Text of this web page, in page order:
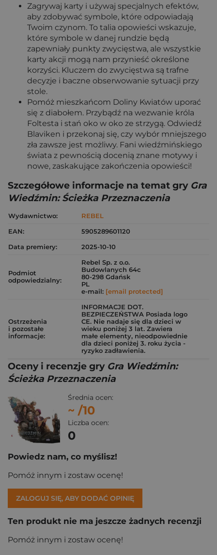
Zagrywaj karty i używaj specjalnych efektów,
aby zdobywać symbole, które odpowiadają
Twoim czynom. To talia opowieści wskazuje,
które symbole w danej rundzie będą
zapewniały punkty zwycięstwa, ale wszystkie
karty akcji mogą nam przynieść określone
korzyści. Kluczem do zwycięstwa są trafne
decyzje i baczne obserwowanie sytuacji przy
stole.
Pomóż mieszkańcom Doliny Kwiatów uporać
się z diabołem. Przybądź na wezwanie króla
Foltesta i stań oko w oko ze strzygą. Odwiedź
Blaviken i przekonaj się, czy wybór mniejszego
zła zawsze jest możliwy. Fani wiedźmińskiego
świata z pewnością docenią znane motywy i
nowe, zaskakujące zakończenia opowieści!
Szczegółowe informacje na temat gry Gra
Wiedźmin: Ścieżka Przeznaczenia
Wydawnictwo:
REBEL
EAN:
5905289601120
Data premiery:
2025-10-10
Podmiot
odpowiedzialny:
Rebel Sp. z o.o.
Budowlanych 64c
80-298 Gdańsk
PL
e-mail: [email protected]
Ostrzeżenia
i pozostałe
informacje:
INFORMACJE DOT.
BEZPIECZEŃSTWA Posiada logo
CE. Nie nadaje się dla dzieci w
wieku poniżej 3 lat. Zawiera
małe elementy, nieodpowiednie
dla dzieci poniżej 3. roku życia -
ryzyko zadławienia.
Oceny i recenzje gry Gra Wiedźmin:
Ścieżka Przeznaczenia
Średnia ocen:
~ /10
Liczba ocen:
0
Powiedz nam, co myślisz!
Pomóż innym i zostaw ocenę!
ZALOGUJ SIĘ, ABY DODAĆ OPINIĘ
Ten produkt nie ma jeszcze żadnych recenzji
Pomóż innym i zostaw ocenę!